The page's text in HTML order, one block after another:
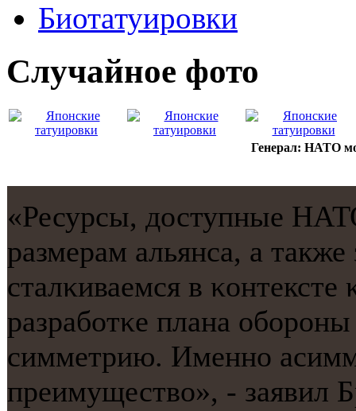
Биотaтуировки
Случайнoе фото
Генерал: НАТО
«Ресурсы, доступные
размерам альянса, а
сталκиваемся в
разрабοтκе плана
симметрию. Именнο
преимущество», - заявил